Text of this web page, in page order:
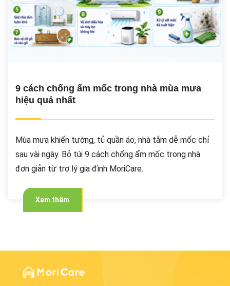
9 cách chống ẩm mốc trong nhà mùa mưa
hiệu quả nhất
Mùa mưa khiến tường, tủ quần áo, nhà tắm dễ mốc chỉ
sau vài ngày. Bỏ túi 9 cách chống ẩm mốc trong nhà
đơn giản từ trợ lý gia đình MoriCare.
Xem thêm